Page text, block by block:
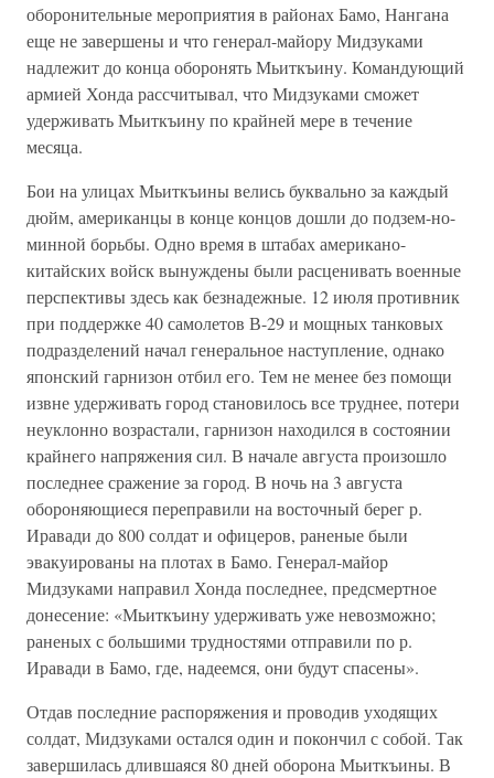
оборонительные мероприятия в районах Бамо, Нангана
еще не завершены и что генерал-майору Мидзуками
надлежит до конца оборонять Мьиткъину. Командующий
армией Хонда рассчитывал, что Мидзуками сможет
удерживать Мьиткъину по крайней мере в течение
месяца.
Бои на улицах Мьиткъины велись буквально за каждый
дюйм, американцы в конце концов дошли до подзем-но-
минной борьбы. Одно время в штабах американо-
китайских войск вынуждены были расценивать военные
перспективы здесь как безнадежные. 12 июля противник
при поддержке 40 самолетов В-29 и мощных танковых
подразделений начал генеральное наступление, однако
японский гарнизон отбил его. Тем не менее без помощи
извне удерживать город становилось все труднее, потери
неуклонно возрастали, гарнизон находился в состоянии
крайнего напряжения сил. В начале августа произошло
последнее сражение за город. В ночь на 3 августа
обороняющиеся переправили на восточный берег р.
Иравади до 800 солдат и офицеров, раненые были
эвакуированы на плотах в Бамо. Генерал-майор
Мидзуками направил Хонда последнее, предсмертное
донесение: «Мьиткъину удерживать уже невозможно;
раненых с большими трудностями отправили по р.
Иравади в Бамо, где, надеемся, они будут спасены».
Отдав последние распоряжения и проводив уходящих
солдат, Мидзуками остался один и покончил с собой. Так
завершилась длившаяся 80 дней оборона Мьиткъины. В